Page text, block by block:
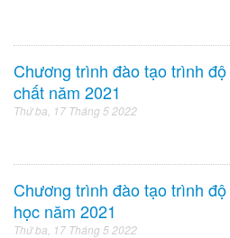
Chương trình đào tạo trình
chất năm 2021
Thứ ba, 17 Tháng 5 2022
Chương trình đào tạo trình
học năm 2021
Thứ ba, 17 Tháng 5 2022